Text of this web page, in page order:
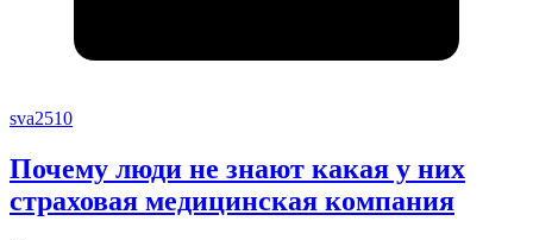
sva2510
Почему люди не знают какая у них
страховая медицинская компания